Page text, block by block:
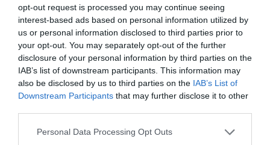
opt-out request is processed you may continue seeing
interest-based ads based on personal information utilized by
us or personal information disclosed to third parties prior to
your opt-out. You may separately opt-out of the further
disclosure of your personal information by third parties on the
IAB’s list of downstream participants. This information may
also be disclosed by us to third parties on the IAB’s List of
Downstream Participants that may further disclose it to other
Personal Data Processing Opt Outs
GYERGYÓSZÉK,HÍRLISTA
Ma kezdődik az Open
Gyergyó, az első nemzetközi